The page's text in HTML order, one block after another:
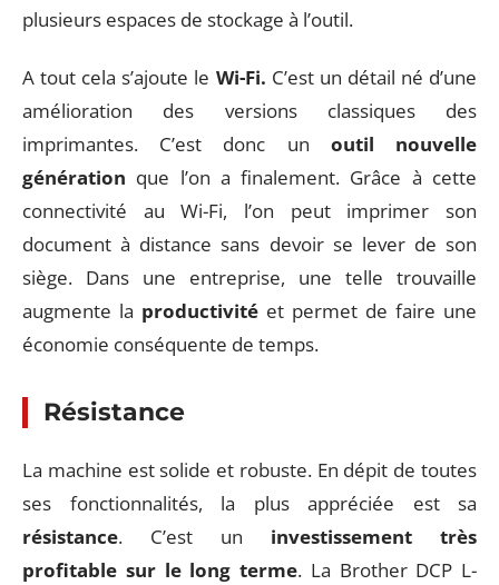
plusieurs espaces de stockage à l’outil.
A tout cela s’ajoute le Wi-Fi. C’est un détail né d’une
amélioration des versions classiques des
imprimantes. C’est donc un outil nouvelle
génération que l’on a finalement. Grâce à cette
connectivité au Wi-Fi, l’on peut imprimer son
document à distance sans devoir se lever de son
siège. Dans une entreprise, une telle trouvaille
augmente la productivité et permet de faire une
économie conséquente de temps.
Résistance
La machine est solide et robuste. En dépit de toutes
ses fonctionnalités, la plus appréciée est sa
résistance. C’est un investissement très
profitable sur le long terme. La Brother DCP L-